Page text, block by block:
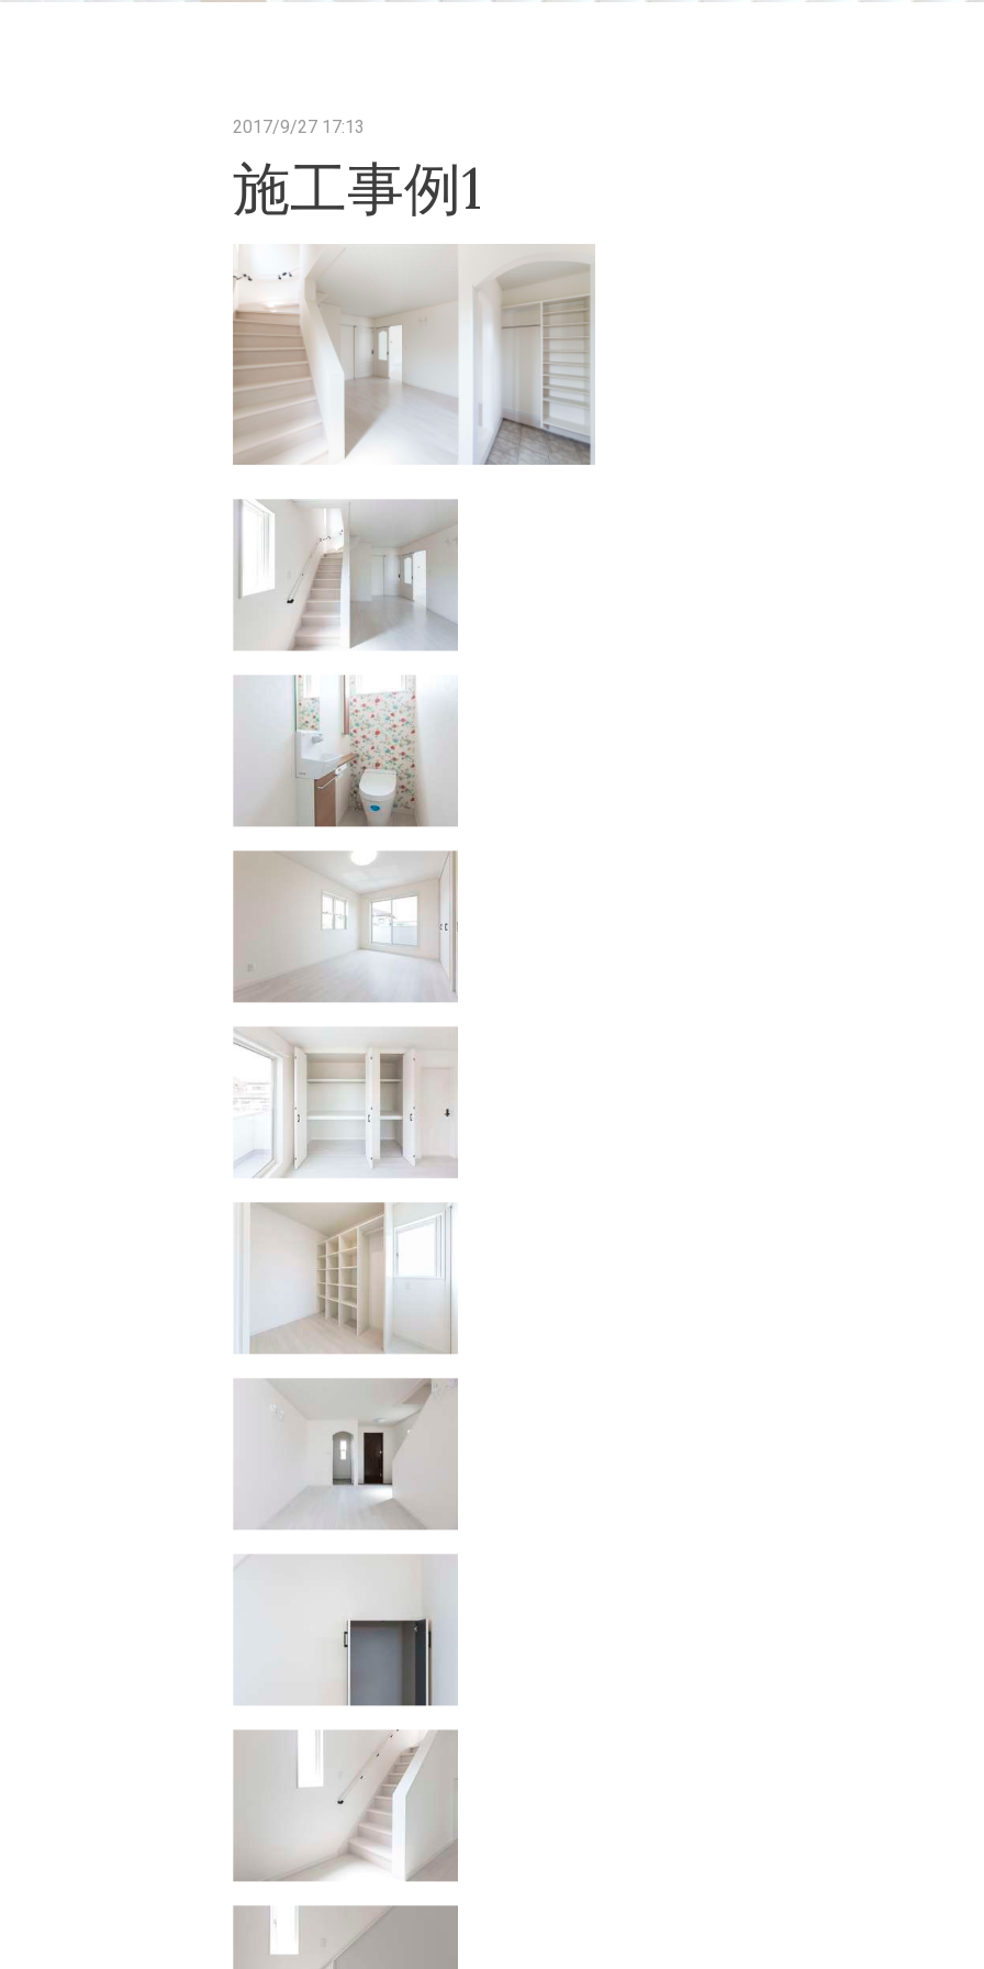
2017/9/27 17:13
施工事例1